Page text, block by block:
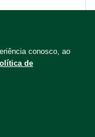
conosco, ao
de